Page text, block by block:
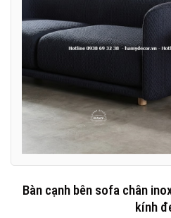
Bàn cạnh bên sofa chân
kính